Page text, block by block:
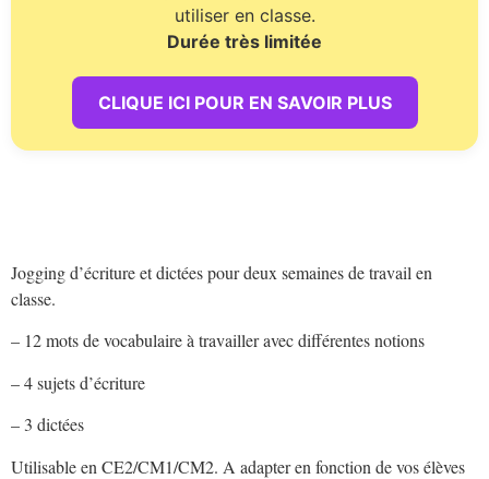
utiliser en classe.
Durée très limitée
CLIQUE ICI POUR EN SAVOIR PLUS
Jogging d’écriture et dictées pour deux semaines de travail en
classe.
– 12 mots de vocabulaire à travailler avec différentes notions
– 4 sujets d’écriture
– 3 dictées
Utilisable en CE2/CM1/CM2. A adapter en fonction de vos élèves